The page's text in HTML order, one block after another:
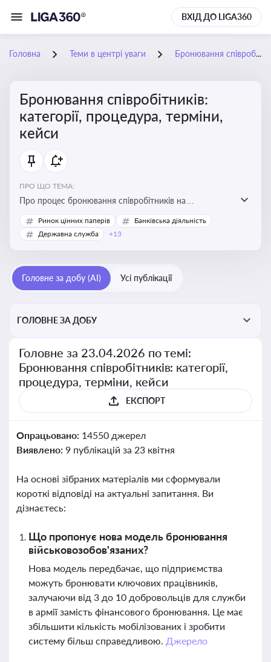
ВХІД ДО LIGA360
Головна Теми в центрі уваги Бронювання співробітників: категорії, процедура, терміни, кейси
Бронювання співробітників:
категорії, процедура, терміни,
кейси
ПРО ЩО ТЕМА:
Про процес бронювання співробітників на
підприємствах, який дозволяє забезпечити їх участь у
критично важливих для економіки країни сферах під
Ринок цінних паперів
Банківська діяльність
Державна служба
+13
Головне за добу (AI) Усі публікації
ГОЛОВНЕ ЗА ДОБУ
Головне за 23.04.2026 по темі:
Бронювання співробітників: категорії,
процедура, терміни, кейси
ЕКСПОРТ
Опрацьовано: 14550 джерел
Виявлено: 9 публікацій за 23 квітня
На основі зібраних матеріалів ми сформували
короткі відповіді на актуальні запитання. Ви
дізнаєтесь:
Що пропонує нова модель бронювання
військовозобов'язаних?
Нова модель передбачає, що підприємства
можуть бронювати ключових працівників,
залучаючи від 3 до 10 добровольців для служби
в армії замість фінансового бронювання. Це має
збільшити кількість мобілізованих і зробити
систему більш справедливою. Джерело